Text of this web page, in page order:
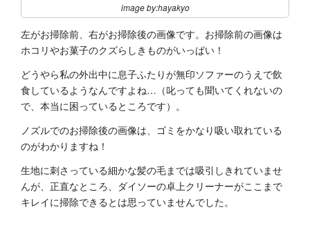
image by:hayakyo
左がお掃除前、右がお掃除後の画像です。お掃除前の画像は
ホコリやお菓子のクズらしきものがいっぱい！
どうやら私の外出中に息子ふたりが無印ソファーのうえで飲
食しているようなんですよね…（叱っても聞いてくれないの
で、本当に困っているところです）。
ノズルでのお掃除後の画像は、ゴミをかなり吸い取れている
のがわかりますね！
生地に刺さっている細かな髪の毛までは吸引しきれていませ
んが、正直なところ、ダイソーの卓上クリーナーがここまで
キレイに掃除できるとは思っていませんでした。